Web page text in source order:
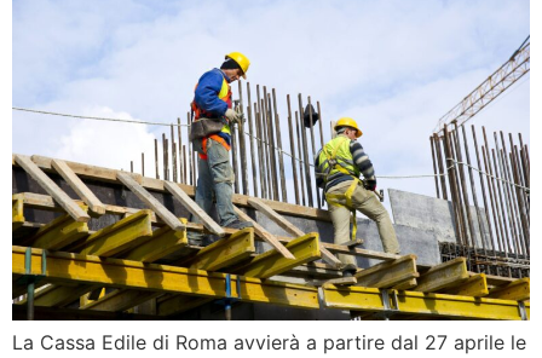
La Cassa Edile di Roma avvierà a partire dal 27 aprile le